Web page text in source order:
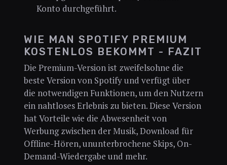
Konto durchgeführt.
WIE MAN SPOTIFY PREMIUM
KOSTENLOS BEKOMMT - FAZIT
Die Premium-Version ist zweifelsohne die
beste Version von Spotify und verfügt über
die notwendigen Funktionen, um den Nutzern
ein nahtloses Erlebnis zu bieten. Diese Version
hat Vorteile wie die Abwesenheit von
Werbung zwischen der Musik, Download für
Offline-Hören, ununterbrochene Skips, On-
Demand-Wiedergabe und mehr.